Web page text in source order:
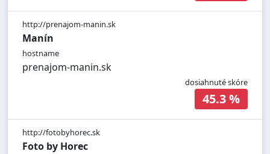
http://prenajom-manin.sk
Manín
hostname
prenajom-manin.sk
dosiahnuté skóre
45.3 %
http://fotobyhorec.sk
Foto by Horec